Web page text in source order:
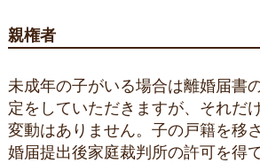
親権者
未成年の子がいる場合は離婚届書
定をしていただきますが、それだ
変動はありません。子の戸籍を移
婚届提出後家庭裁判所の許可を得